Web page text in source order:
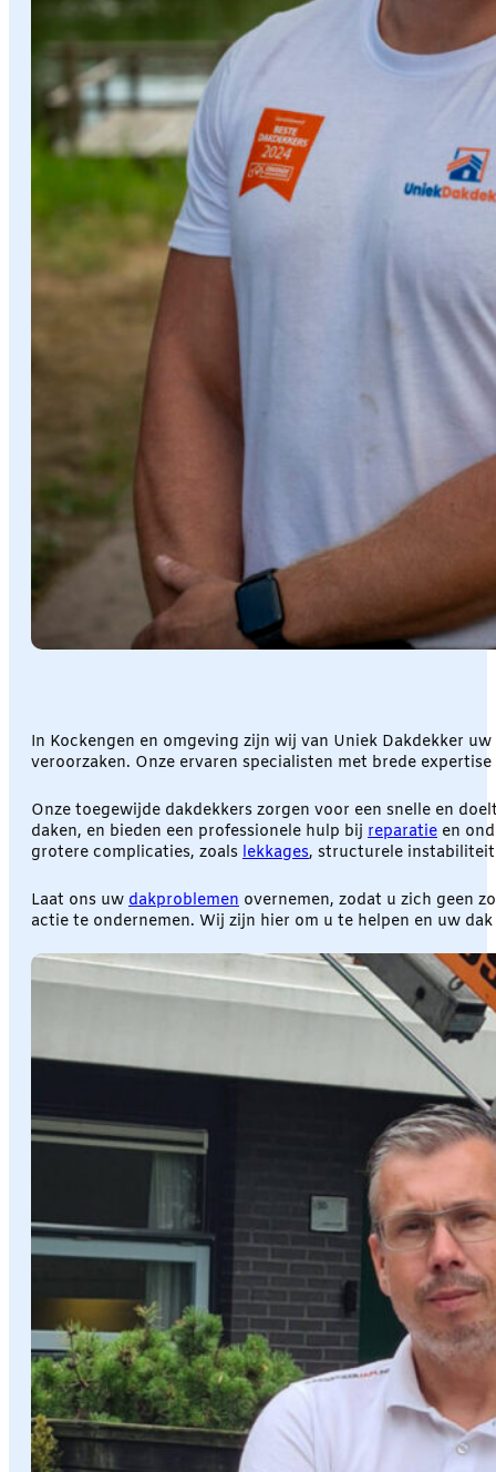
In Kockengen en omgeving zijn wij van Uniek Dakdekker
veroorzaken. Onze ervaren specialisten met brede
Onze toegewijde dakdekkers zorgen voor een snelle en
daken, en bieden een professionele hulp bij reparatie en
grotere complicaties, zoals lekkages, structurele instabiliteit
Laat ons uw dakproblemen overnemen, zodat u zich geen
actie te ondernemen. Wij zijn hier om u te helpen en uw